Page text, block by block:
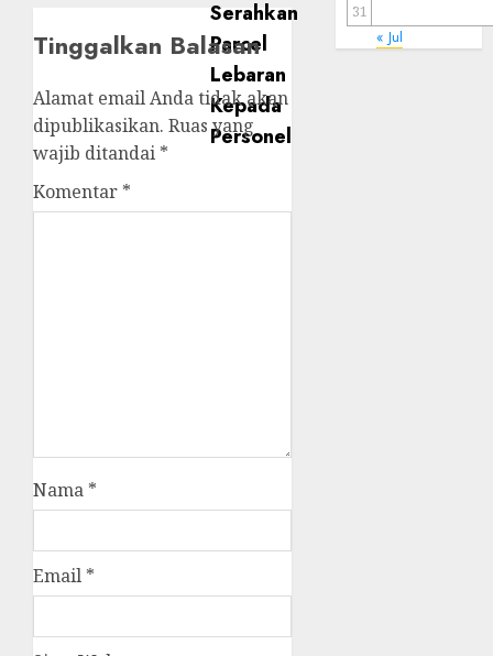
Tinggalkan Balasan
Alamat email Anda tidak akan
dipublikasikan. Ruas yang
wajib ditandai *
Komentar *
Nama *
Email *
31
« Jul